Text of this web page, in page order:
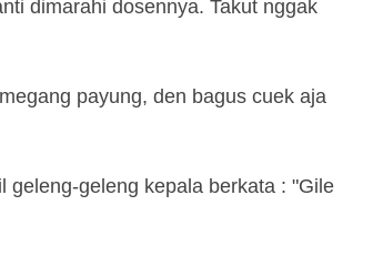
dimarahi dosennya. Takut nggak
payung, den bagus cuek aja
geleng-geleng kepala berkata : "Gile